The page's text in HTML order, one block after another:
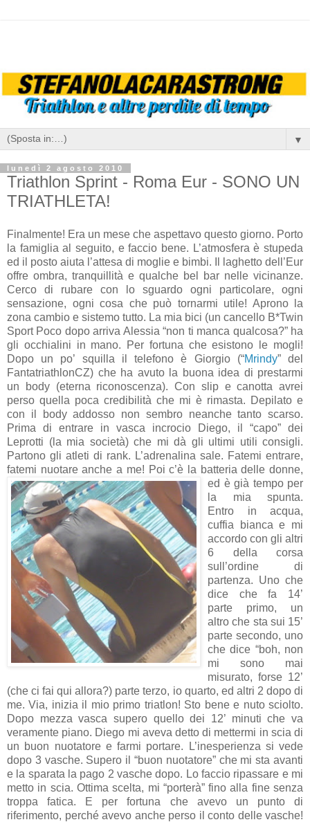
▼
lunedì 2 agosto 2010
Triathlon Sprint - Roma Eur - SONO UN
TRIATHLETA!
Finalmente! Era un mese che aspettavo questo giorno. Porto
la famiglia al seguito, e faccio bene. L’atmosfera è stupeda
ed il posto aiuta l’attesa di moglie e bimbi. Il laghetto dell’Eur
offre ombra, tranquillità e qualche bel bar nelle vicinanze.
Cerco di rubare con lo sguardo ogni particolare, ogni
sensazione, ogni cosa che può tornarmi utile! Aprono la
zona cambio e sistemo tutto. La mia bici (un cancello B*Twin
Sport Poco dopo arriva Alessia “non ti manca qualcosa?” ha
gli occhialini in mano. Per fortuna che esistono le mogli!
Dopo un po’ squilla il telefono è Giorgio (“Mrindy” del
FantatriathlonCZ) che ha avuto la buona idea di prestarmi
un body (eterna riconoscenza). Con slip e canotta avrei
perso quella poca credibilità che mi è rimasta. Depilato e
con il body addosso non sembro neanche tanto scarso.
Prima di entrare in vasca incrocio Diego, il “capo” dei
Leprotti (la mia società) che mi dà gli ultimi utili consigli.
Partono gli atleti di rank. L’adrenalina sale. Fatemi entrare,
fatemi nuotare anche a me! Poi c’è la batteria delle donne,
ed è già tempo per
la mia spunta.
Entro in acqua,
cuffia bianca e mi
accordo con gli altri
6 della corsa
sull’ordine di
partenza. Uno che
dice che fa 14’
parte primo, un
altro che sta sui 15’
parte secondo, uno
che dice “boh, non
mi sono mai
misurato, forse 12’
(che ci fai qui allora?) parte terzo, io quarto, ed altri 2 dopo di
me. Via, inizia il mio primo triatlon! Sto bene e nuto sciolto.
Dopo mezza vasca supero quello dei 12’ minuti che va
veramente piano. Diego mi aveva detto di mettermi in scia di
un buon nuotatore e farmi portare. L’inesperienza si vede
dopo 3 vasche. Supero il “buon nuotatore” che mi sta avanti
e la sparata la pago 2 vasche dopo. Lo faccio ripassare e mi
metto in scia. Ottima scelta, mi “porterà” fino alla fine senza
troppa fatica. E per fortuna che avevo un punto di
riferimento, perché avevo anche perso il conto delle vasche!